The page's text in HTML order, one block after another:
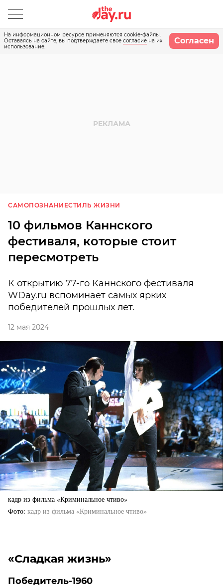
На информационном ресурсе применяются cookie-файлы.
Оставаясь на сайте, вы подтверждаете свое согласие на их
использование.
Согласен
САМОПОЗНАНИЕСТИЛЬ ЖИЗНИ
10 фильмов Каннского
фестиваля, которые стоит
пересмотреть
К открытию 77-го Каннского фестиваля
WDay.ru вспоминает самых ярких
победителей прошлых лет.
12 мая 2024
кадр из фильма «Криминальное чтиво»
Фото кадр из фильма «Криминальное чтиво»
«Сладкая жизнь»
Победитель-1960